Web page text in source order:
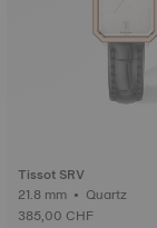
Tissot SRV
21.8 mm • Quartz
385,00 CHF